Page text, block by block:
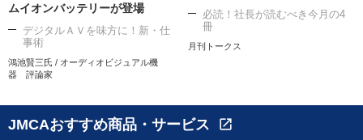
ムイオンバッテリーが登場
デジタルＡＶを味方に！新・仕
事術
鴻池賢三氏 / オーディオビジュアル機
器 評論家
必読！社長が読むべき今月の4
冊
月刊トークス
JMCAおすすめ商品・サービス open_in_new